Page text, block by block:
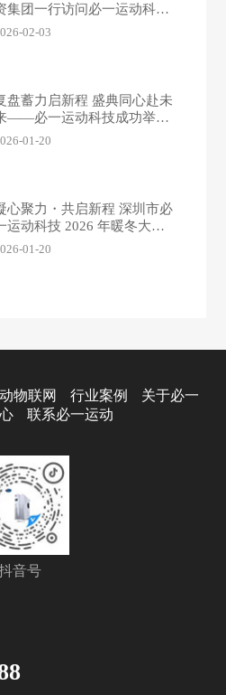
集团一行访问必一运动科
、探讨高端化产业发展及技
02-03
盘蓄力启新程 盛典同心赴未
——必一运动科技成功举办
年终总结大会等系列培训
01-20
心聚力・共启新程 深圳市必
运动科技 2026 年暖冬大会
满举办
01-20
物联网 行业案例
关于必一
联系必一运动
音号